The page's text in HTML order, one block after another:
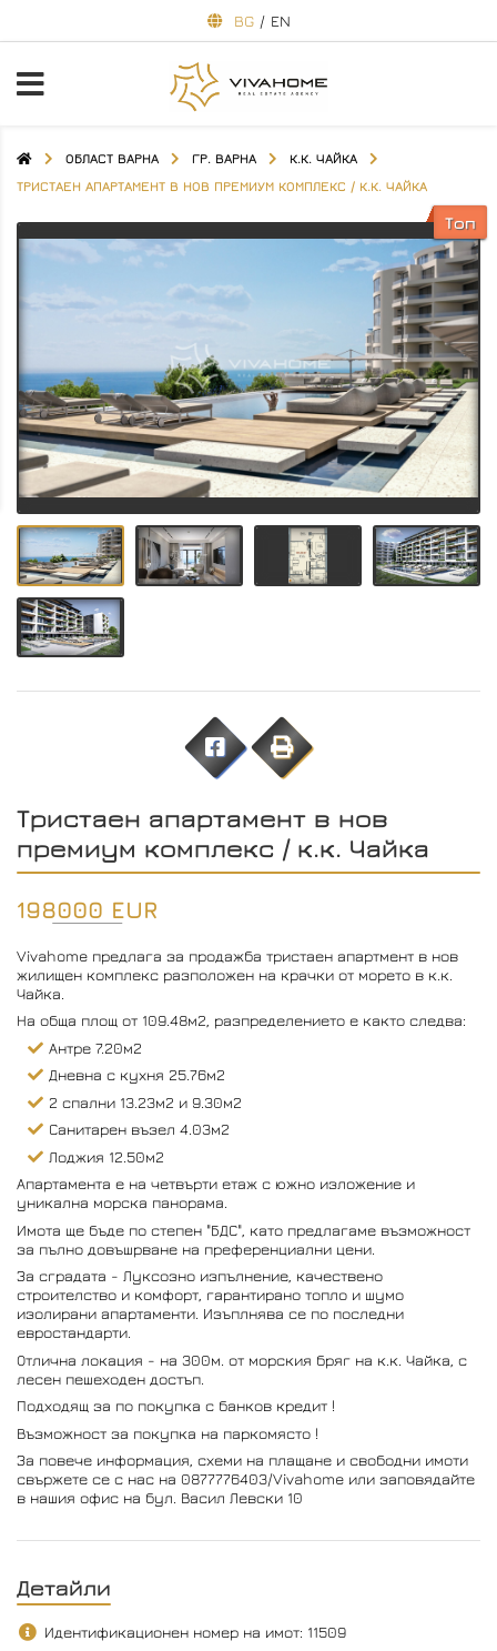
BG / EN
ОБЛАСТ ВАРНА ГР. ВАРНА
К.К. ЧАЙКА
ТРИСТАЕН АПАРТАМЕНТ В НОВ ПРЕМИУМ КОМПЛЕКС / К.К. ЧАЙКА
Топ
Тристаен апартамент в нов
премиум комплекс / к.к. Чайка
198000 EUR
Vivahome предлага за продажба тристаен апартмент в нов
жилищен комплекс разположен на крачки от морето в к.к.
Чайка.
На обща площ от 109.48м2, разпределението е както следва:
Антре 7.20м2
Дневна с кухня 25.76м2
2 спални 13.23м2 и 9.30м2
Санитарен възел 4.03м2
Лоджия 12.50м2
Апартамента е на четвърти етаж с южно изложение и
уникална морска панорама.
Имота ще бъде по степен "БДС", като предлагаме възможност
за пълно довъшрване на преференциални цени.
За сградата - Луксозно изпълнение, качествено
строителство и комфорт, гарантирано топло и шумо
изолирани апартаменти. Изъплнява се по последни
евростандарти.
Отлична локация - на 300м. от морския бряг на к.к. Чайка, с
лесен пешеходен достъп.
Подходящ за по покупка с банков кредит !
Възможност за покупка на паркомясто !
За повече информация, схеми на плащане и свободни имоти
свържете се с нас на 0877776403/Vivahome или заповядайте
в нашия офис на бул. Васил Левски 10
Детайли
Идентификационен номер на имот: 11509